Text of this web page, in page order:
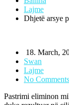
Lajme
Dhjetë arsye
18. March,
Swan
Lajme
No Comments
Pastrimi eliminon